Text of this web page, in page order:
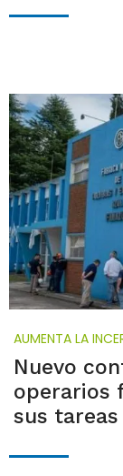
AUMENTA LA
Nuevo
operarios
sus